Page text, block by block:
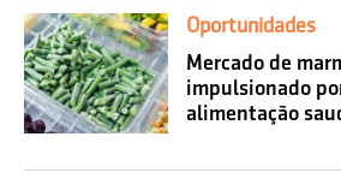
Oportunidades
Mercado de
impulsionado
alimentação